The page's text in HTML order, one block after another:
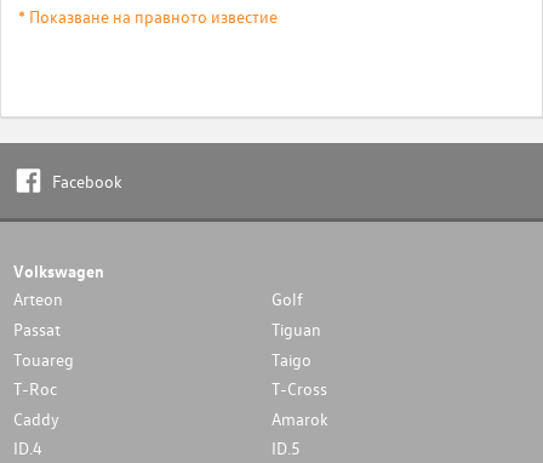
* Показване на правното известие
Facebook
Volkswagen
Arteon
Golf
Passat
Tiguan
Touareg
Taigo
T-Roc
T-Cross
Caddy
Amarok
ID.4
ID.5